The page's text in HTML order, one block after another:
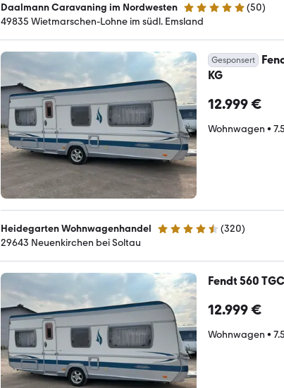
Daalmann Caravaning im Nordwesten 5 Sterne (50)
49835 Wietmarschen-Lohne im südl. Emsland
Gesponsert
KG
12.999 €
Wohnwagen •
Heidegarten Wohnwagenhandel 4.6 Sterne (320)
29643 Neuenkirchen bei Soltau
Fendt 560
12.999 €
Wohnwagen •